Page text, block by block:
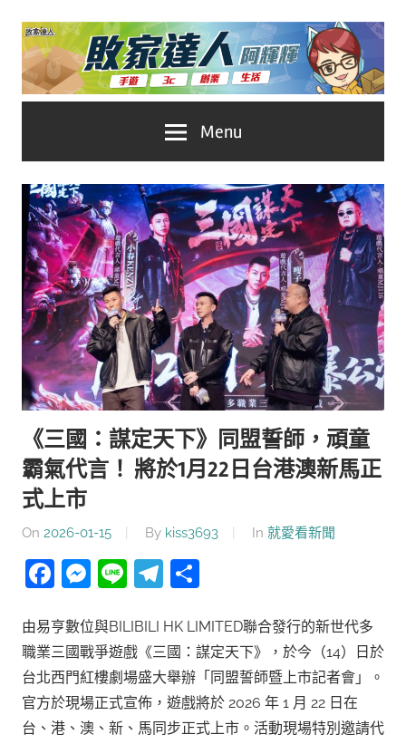
Skip
content
家
達
人
推
薦
No.1
遊
戲
科
技
自
媒
體。
Menu
《三國：謀定天下》同盟誓師，頑童
霸氣代言！ 將於1月22日台港澳新馬正
式上市
On 2026-01-15 By kiss3693 In 就愛看新聞
Facebook
Messenger
LineTelegram
由易亨數位與BILIBILI HK LIMITED聯合發行的新世代多
職業三國戰爭遊戲《三國：謀定天下》，於今（14）日於
台北西門紅樓劇場盛大舉辦「同盟誓師暨上市記者會」。
官方於現場正式宣佈，遊戲將於 2026 年 1 月 22 日在
台、港、澳、新、馬同步正式上市。活動現場特別邀請代